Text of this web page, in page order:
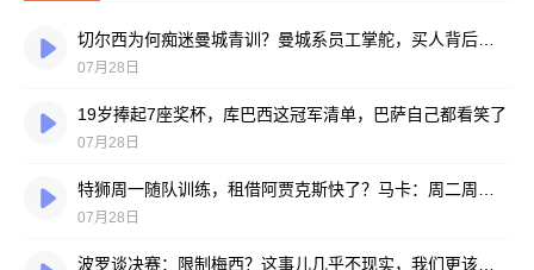
07月28日
19岁捧起7座奖杯，库巴西这冠军清单，巴萨自己都看笑了
07月28日
07月28日